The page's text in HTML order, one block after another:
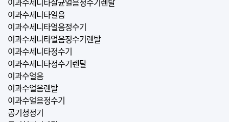
이과수세니타얼음
이과수세니타얼음정수기
이과수세니타얼음정수기렌탈
이과수세니타정수기
이과수세니타정수기렌탈
이과수얼음
이과수얼음렌탈
이과수얼음정수기
공기청정기